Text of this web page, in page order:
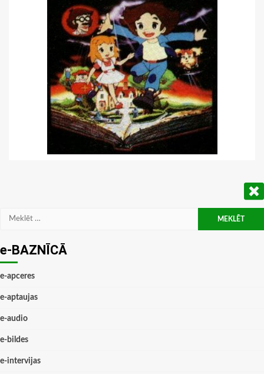
Meklēt:
e-BAZNĪCĀ
e-apceres
e-aptaujas
e-audio
e-bildes
e-intervijas